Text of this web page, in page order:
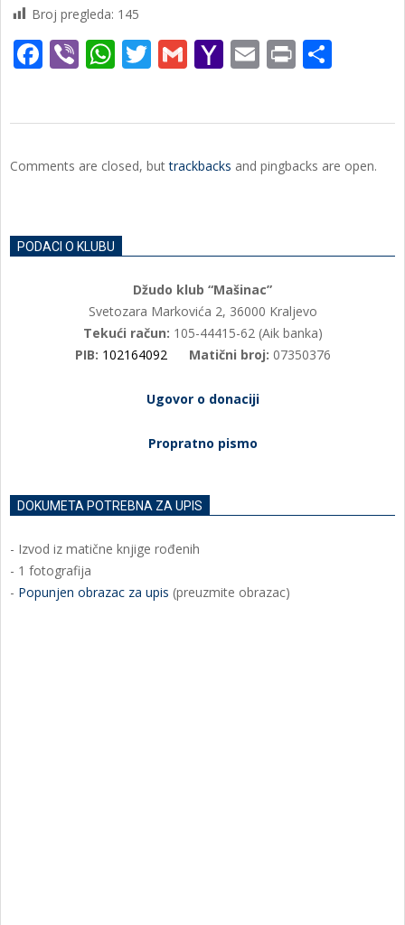
Broj pregleda: 145
Facebook
ViberWhatsApp
Twitter
GmailYahoo
Email
Print
15
Comments are closed, buttrackbacks and pingbacks are open.
PODACI O KLUBU
Džudo klub “Mašinac”
Svetozara Markovića 2, 36000 Kraljevo
Tekući račun: 105-44415-62 (Aik banka)
PIB: 102164092 Matični broj: 07350376
Ugovor o donaciji
Propratno pismo
DOKUMETA POTREBNA ZA UPIS
- Izvod iz matične knjige rođenih
- 1 fotografija
- Popunjen obrazac za upis (preuzmite obrazac)